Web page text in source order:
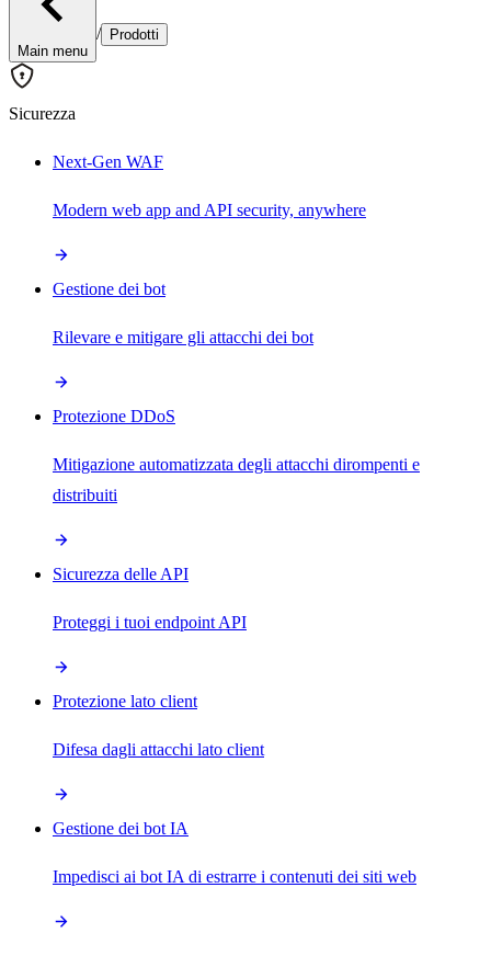
Main menu
/ Prodotti
Sicurezza
Next-Gen WAF
Modern web app and API security, anywhere
Gestione dei bot
Rilevare e mitigare gli attacchi dei bot
Protezione DDoS
Mitigazione automatizzata degli attacchi dirompenti e
distribuiti
Sicurezza delle API
Proteggi i tuoi endpoint API
Protezione lato client
Difesa dagli attacchi lato client
Gestione dei bot IA
Impedisci ai bot IA di estrarre i contenuti dei siti web